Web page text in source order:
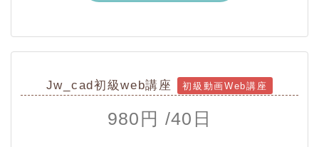
Jw_cad初級web講座 初級動画Web講座
980円 /40日